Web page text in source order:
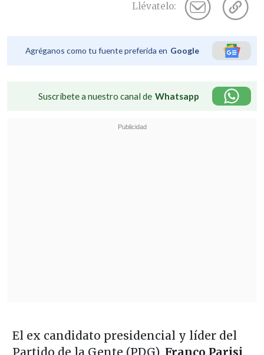
Llévatelo:
Agréganos como tu fuente preferida en Google
Suscríbete a nuestro canal de Whatsapp
El ex candidato presidencial y líder del
Partido de la Gente (PDG), Franco Parisi